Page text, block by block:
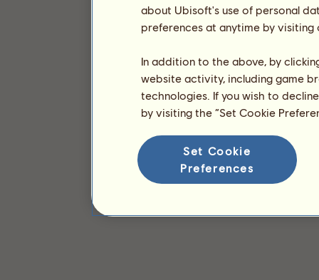
about Ubisoft's use of personal
preferences at anytime by
In addition to the above, by
website activity, including game
technologies. If you wish to
by visiting the “Set Cookie
Set Cookie
Preferences